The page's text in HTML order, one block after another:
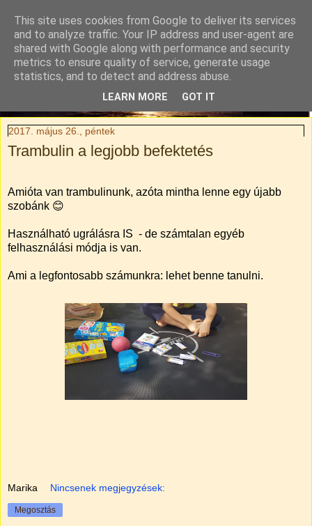
Tylli Titkai
Családi kaland-regény. Rendhagyó utazási blog.
2017. május 26., péntek
Trambulin a legjobb befektetés
Amióta van trambulinunk, azóta mintha lenne egy újabb
szobánk 😊
Használható ugrálásra IS - de számtalan egyéb
felhasználási módja is van.
Ami a legfontosabb számunkra: lehet benne tanulni.
Marika Nincsenek megjegyzések:
Megosztás
This site uses cookies from Google to deliver its services
and to analyze traffic. Your IP address and user-agent are
shared with Google along with performance and security
metrics to ensure quality of service, generate usage
statistics, and to detect and address abuse.
LEARN MORE GOT IT